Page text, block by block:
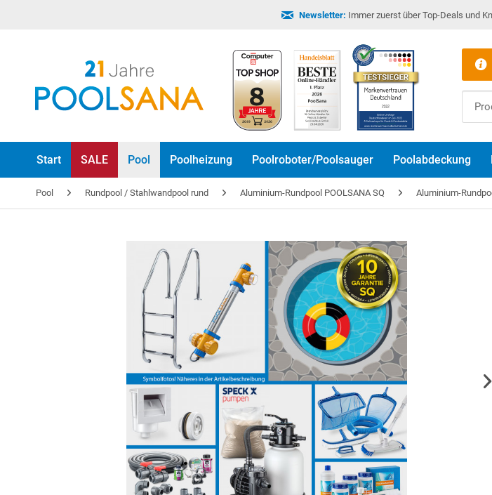
Newsletter: Immer zuerst über Top-Deals und
Start SALE Pool Poolheizung Poolroboter/Poolsauger Poolabdeckung
Pool Rundpool / Stahlwandpool rund Aluminium-Rundpool POOLSANA SQ Aluminium-